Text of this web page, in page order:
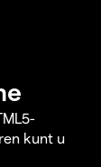
kunt u